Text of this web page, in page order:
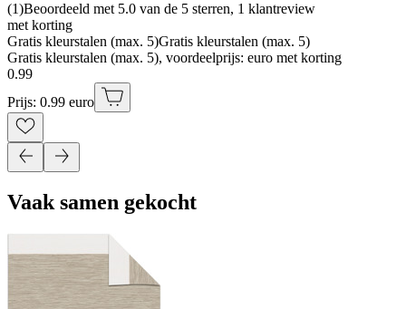
(1)Beoordeeld met 5.0 van de 5 sterren, 1 klantreview
met korting
Gratis kleurstalen (max. 5)Gratis kleurstalen (max. 5)
Gratis kleurstalen (max. 5), voordeelprijs: euro met korting
0.99
Prijs: 0.99 euro
Vaak samen gekocht